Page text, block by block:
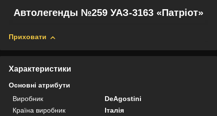
Автолегенды №259 УАЗ-3163 «Патріот»
Приховати
Характеристики
Основні атрибути
Виробник
DeAgostini
Країна виробник
Італія